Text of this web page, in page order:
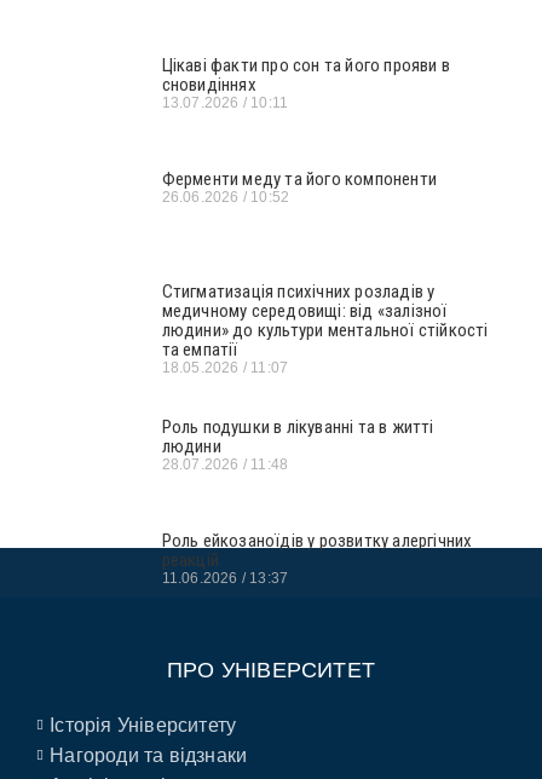
Цікаві факти про сон та його прояви в
сновидіннях
13.07.2026 10:11
Ферменти меду та його компоненти
26.06.2026 10:52
Стигматизація психічних розладів у
медичному середовищі: від «залізної
людини» до культури ментальної стійкості
та емпатії
18.05.2026 11:07
Роль подушки в лікуванні та в житті
людини
28.07.2026 11:48
Роль ейкозаноїдів у розвитку алергічних
реакцій
11.06.2026 13:37
ПРО УНІВЕРСИТЕТ
Історія Університету
Нагороди та відзнаки